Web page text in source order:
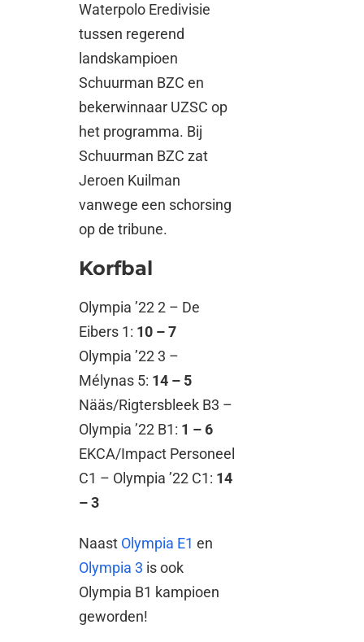
Waterpolo Eredivisie
tussen regerend
landskampioen
Schuurman BZC en
bekerwinnaar UZSC op
het programma. Bij
Schuurman BZC zat
Jeroen Kuilman
vanwege een schorsing
op de tribune.
Korfbal
Olympia ’22 2 – De
Eibers 1: 10 – 7
Olympia ’22 3 –
Mélynas 5: 14 – 5
Nääs/Rigtersbleek B3 –
Olympia ’22 B1: 1 – 6
EKCA/Impact Personeel
C1 – Olympia ’22 C1: 14
– 3
Naast Olympia E1 en
Olympia 3 is ook
Olympia B1 kampioen
geworden!